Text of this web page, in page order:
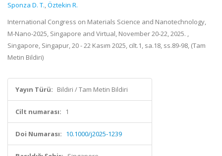
Sponza D. T.,Öztekin R.
International Congress on Materials Science and Nanotechnology,
M-Nano-2025, Singapore and Virtual, November 20-22, 2025. ,
Singapore, Singapur, 20 - 22 Kasım 2025, cilt.1, sa.18, ss.89-98, (Tam
Metin Bildiri)
Yayın Türü: Bildiri / Tam Metin Bildiri
Cilt numarası: 1
Doi Numarası: 10.1000/j2025-1239